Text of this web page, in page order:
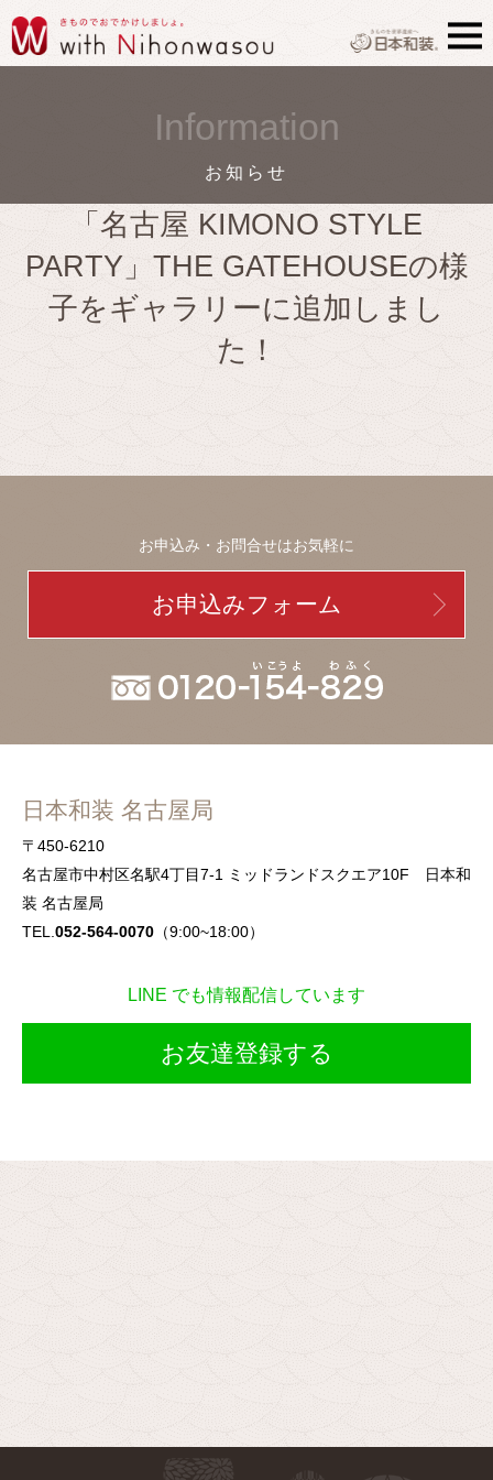
Information
お知らせ
「名古屋 KIMONO STYLE
PARTY」THE GATEHOUSEの様
子をギャラリーに追加しまし
た！
お申込み・お問合せはお気軽に
お申込みフォーム
日本和装 名古屋局
〒450-6210
名古屋市中村区名駅4丁目7-1 ミッドランドスクエア10F 日本和
装 名古屋局
TEL. 052-564-0070 （9:00~18:00）
LINE でも情報配信しています
お友達登録する